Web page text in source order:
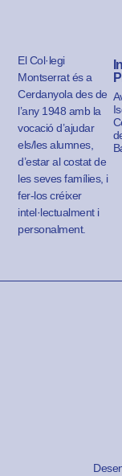
El Col·legi
Montserrat és a
Cerdanyola des de
l’any 1948 amb la
vocació d’ajudar
els/les alumnes,
d’estar al costat de
les seves famílies, i
fer-los créixer
intel·lectualment i
personalment.